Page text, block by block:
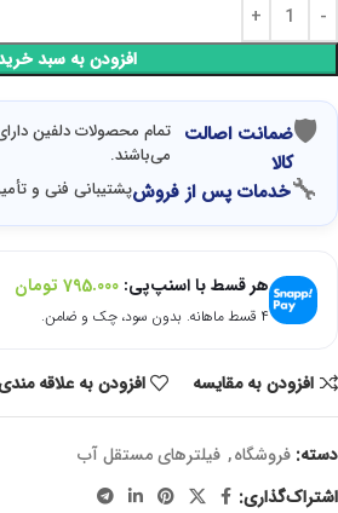
افزودن به سبد
🛡ضمانت اصالت
کالا
تمام محصولات دلفین
می‌باشند.
🔧خدمات پس از فروشپشتیبانی فنی و
هر قسط با اسنپ‌پی: 795.000 تومان
۴ قسط ماهانه. بدون سود، چک و ضامن.
افزودن به مقایسه افزودن به علاقه
دسته: فروشگاه, فیلترهای مستقل آب
اشتراک‌گذاری: